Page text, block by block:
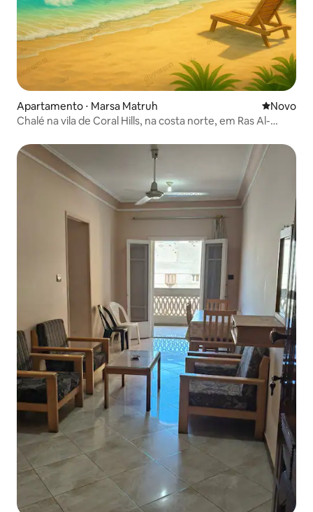
Apartamento ⋅ Marsa Matruh Novo
Novo
Chalé na vila de Coral Hills, na costa norte, em Ras Al-